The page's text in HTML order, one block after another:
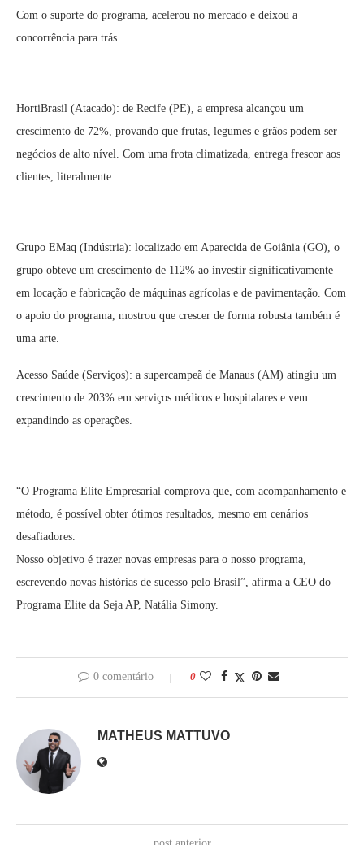
Com o suporte do programa, acelerou no mercado e deixou a
concorrência para trás.
HortiBrasil (Atacado): de Recife (PE), a empresa alcançou um
crescimento de 72%, provando que frutas, legumes e grãos podem ser
negócios de alto nível. Com uma frota climatizada, entrega frescor aos
clientes, literalmente.
Grupo EMaq (Indústria): localizado em Aparecida de Goiânia (GO), o
grupo obteve um crescimento de 112% ao investir significativamente
em locação e fabricação de máquinas agrícolas e de pavimentação. Com
o apoio do programa, mostrou que crescer de forma robusta também é
uma arte.
Acesso Saúde (Serviços): a supercampeã de Manaus (AM) atingiu um
crescimento de 203% em serviços médicos e hospitalares e vem
expandindo as operações.
“O Programa Elite Empresarial comprova que, com acompanhamento e
método, é possível obter ótimos resultados, mesmo em cenários
desafiadores.
Nosso objetivo é trazer novas empresas para o nosso programa,
escrevendo novas histórias de sucesso pelo Brasil”, afirma a CEO do
Programa Elite da Seja AP, Natália Simony.
0 comentário 0
MATHEUS MATTUVO